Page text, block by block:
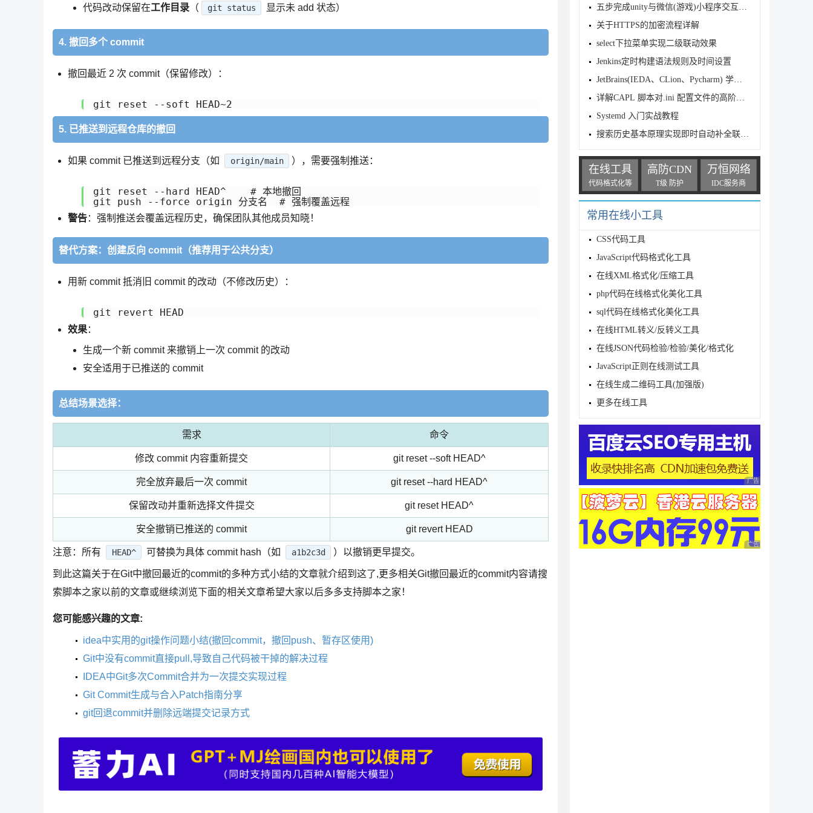
代码改动保留在工作目录 （ git status 显示未 add 状态）
4. 撤回多个 commit
撤回最近 2 次 commit（保留修改）：
5. 已推送到远程仓库的撤回
如果 commit 已推送到远程分支（如 origin/main ），需要强制推送：
git reset --hard HEAD^    # 本地撤回
警告：强制推送会覆盖远程历史，确保团队其他成员知晓！
替代方案：创建反向 commit（推荐用于公共分支）
用新 commit 抵消旧 commit 的改动（不修改历史）：
效果：
生成一个新 commit 来撤销上一次 commit 的改动
安全适用于已推送的 commit
总结场景选择：
需求 命令
修改 commit 内容重新提交 git reset --soft HEAD^
完全放弃最后一次 commit git reset --hard HEAD^
保留改动并重新选择文件提交 git reset HEAD^
安全撤销已推送的 commit git revert HEAD
注意：所有 HEAD^ 可替换为具体 commit hash（如 a1b2c3d ）以撤销更早提交。
到此这篇关于在Git中撤回最近的commit的多种方式小结的文章就介绍到这了,更多相关Git撤回最近的commit内容请搜
索脚本之家以前的文章或继续浏览下面的相关文章希望大家以后多多支持脚本之家！
您可能感兴趣的文章:
idea中实用的git操作问题小结(撤回commit，撤回push、暂存区使用)
Git中没有commit直接pull,导致自己代码被干掉的解决过程
IDEA中Git多次Commit合并为一次提交实现过程
Git Commit生成与合入Patch指南分享
git回退commit并删除远端提交记录方式
五步完成unity与微信(游戏)小程序交互创建视频
关于HTTPS的加密流程详解
select下拉菜单实现二级联动效果
Jenkins定时构建语法规则及时间设置
JetBrains(IEDA、CLion、Pycharm) 学生获得免费使用
详解CAPL 脚本对.ini 配置文件的高阶操作
Systemd 入门实战教程
搜索历史基本原理实现即时自动补全联想搜索技巧
在线工具
代码格式化等
高防CDN
T级 防护
万恒网络
IDC服务商
常用在线小工具
CSS代码工具
JavaScript代码格式化工具
在线XML格式化/压缩工具
php代码在线格式化美化工具
sql代码在线格式化美化工具
在线HTML转义/反转义工具
在线JSON代码检验/检验/美化/格式化
JavaScript正则在线测试工具
在线生成二维码工具(加强版)
更多在线工具
广告 商业广告，理性
广告 商业广告，理性